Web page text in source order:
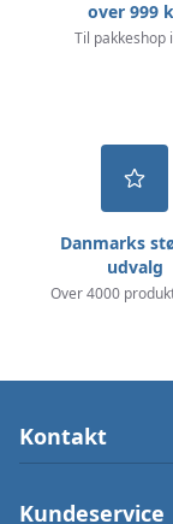
over 999
Til pakkeshop
Danmarks
udvalg
Over 4000
Kontakt
Kundeservice